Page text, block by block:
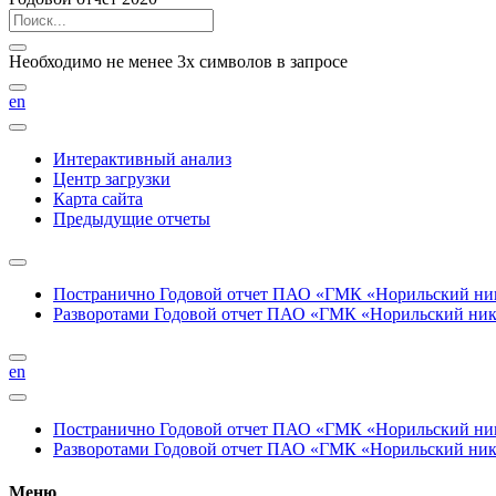
Необходимо не менее 3х символов в запросе
en
Интерактивный анализ
Центр загрузки
Карта сайта
Предыдущие отчеты
Постранично Годовой отчет ПАО «ГМК «Норильский
Разворотами Годовой отчет ПАО «ГМК «Норильский
en
Постранично Годовой отчет ПАО «ГМК «Норильский
Разворотами Годовой отчет ПАО «ГМК «Норильский